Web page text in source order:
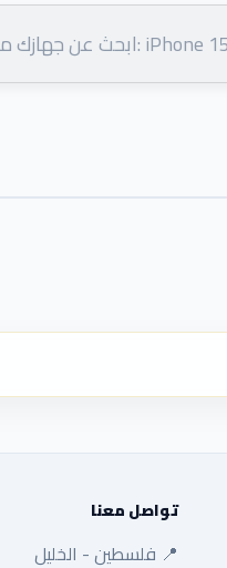
تواصل معنا
📍 فلسطين - الخليل